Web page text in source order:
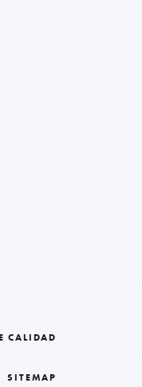
CALIDAD
SITEMAP